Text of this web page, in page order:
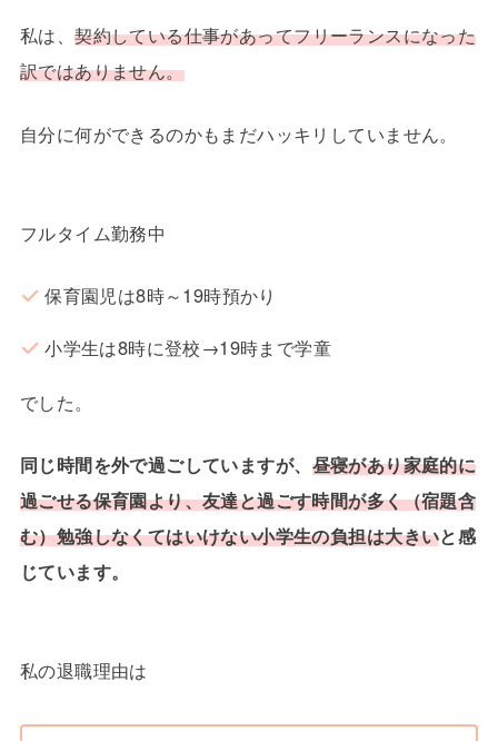
私は、契約している仕事があってフリーランスになった
訳ではありません。
自分に何ができるのかもまだハッキリしていません。
フルタイム勤務中
保育園児は8時～19時預かり
小学生は8時に登校→19時まで学童
でした。
同じ時間を外で過ごしていますが、 昼寝があり家庭的に
過ごせる保育園より、友達と過ごす時間が多く（宿題含
む）勉強しなくてはいけない小学生の負担は大きいと感
じています。
私の退職理由は